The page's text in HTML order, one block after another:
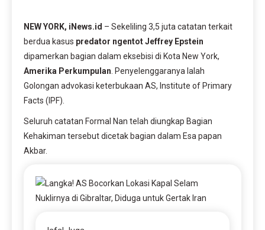
NEW YORK, iNews.id – Sekeliling 3,5 juta catatan terkait
berdua kasus predator ngentotJeffrey Epstein
dipamerkan bagian dalam eksebisi di Kota New York,
Amerika Perkumpulan . Penyelenggaranya Ialah
Golongan advokasi keterbukaan AS, Institute of Primary
Facts (IPF).
Seluruh catatan Formal Nan telah diungkap Bagian
Kehakiman tersebut dicetak bagian dalam Esa papan
Akbar.